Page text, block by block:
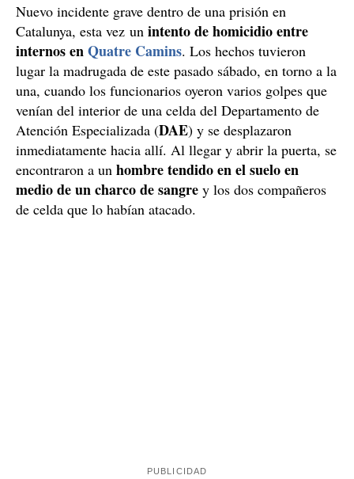
Nuevo incidente grave dentro de una prisión en
Catalunya, esta vez un intento de homicidio entre
internos enQuatre Camins. Los hechos tuvieron
lugar la madrugada de este pasado sábado, en torno a la
una, cuando los funcionarios oyeron varios golpes que
venían del interior de una celda del Departamento de
Atención Especializada (DAE) y se desplazaron
inmediatamente hacia allí. Al llegar y abrir la puerta, se
encontraron a un hombre tendido en el suelo en
medio de un charco de sangre y los dos compañeros
de celda que lo habían atacado.